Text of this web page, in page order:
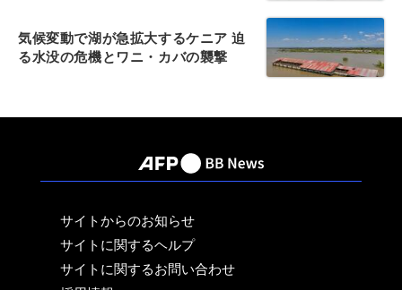
気候変動で湖が急拡大するケニア 迫
る水没の危機とワニ・カバの襲撃
サイトからのお知らせ
サイトに関するヘルプ
サイトに関するお問い合わせ